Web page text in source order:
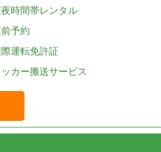
時間帯レンタル
予約
運転免許証
カー搬送サービス